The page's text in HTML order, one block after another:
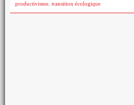
productivisme transition écologique